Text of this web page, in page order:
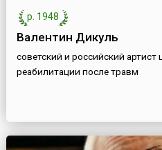
р. 1948
Валентин Дикуль
советский и российский
реабилитации после травм